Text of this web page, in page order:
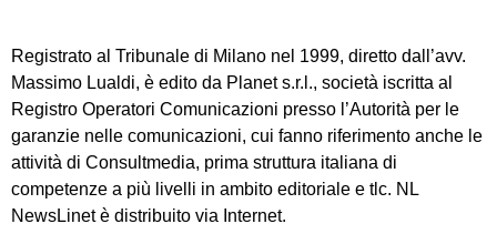
Registrato al Tribunale di Milano nel 1999, diretto dall’avv.
Massimo Lualdi, è edito da Planet s.r.l., società iscritta al
Registro Operatori Comunicazioni presso l’Autorità per le
garanzie nelle comunicazioni, cui fanno riferimento anche le
attività di Consultmedia, prima struttura italiana di
competenze a più livelli in ambito editoriale e tlc. NL
NewsLinet è distribuito via Internet.